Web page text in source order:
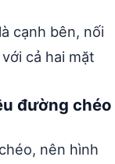
cạnh bên, nối
cả hai mặt
đường chéo
nên hình